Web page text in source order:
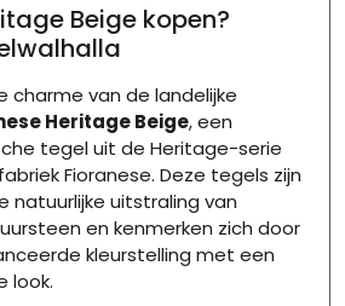
Beige kopen?
charme van de landelijke
Heritage Beige, een
tegel uit de Heritage-serie
Fioranese. Deze tegels zijn
natuurlijke uitstraling van
en kenmerken zich door
kleurstelling met een
look.